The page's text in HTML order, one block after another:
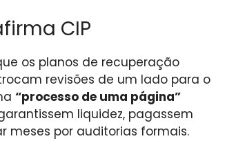
CIP
os planos de recuperação
revisões de um lado para o
“processo de uma página”
liquidez, pagassem
meses por auditorias formais.